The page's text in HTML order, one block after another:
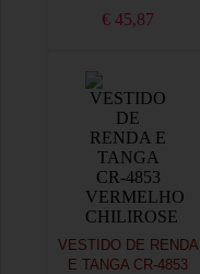
€ 45,87
VESTIDO DE RENDA
E TANGA CR-4853